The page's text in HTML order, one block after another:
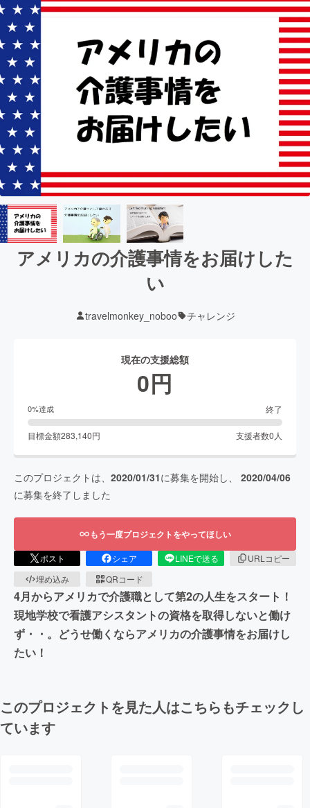
アメリカの介護事情をお届けした
い
travelmonkey_noboo チャレンジ
現在の支援総額
0円
0%達成 終了
目標金額283,140円 支援者数0 人
このプロジェクトは、 2020/01/31に募集を開始し、 2020/04/06
に募集を終了しました
もう一度プロジェクトをやってほしい
ポスト シェア LINEで送る
URLコピー
埋め込み
QRコード
4月からアメリカで介護職として第2の人生をスタート！
現地学校で看護アシスタントの資格を取得しないと働け
ず・・。どうせ働くならアメリカの介護事情をお届けし
たい！
このプロジェクトを見た人はこちらもチェックし
ています